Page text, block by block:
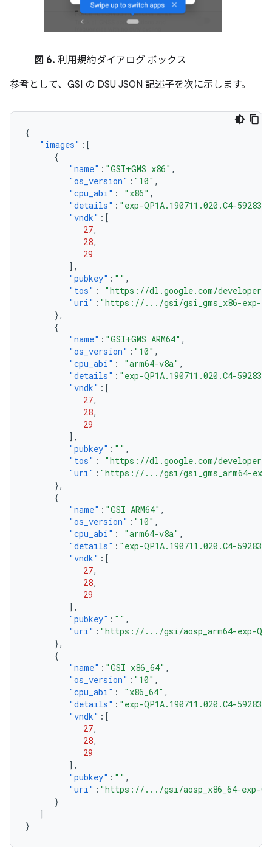
図 6. 利用規約ダイアログ ボックス
参考として、GSI の DSU JSON 記述子を次に示します。
{
"images" :[
{
"name" : "GSI+GMS x86" ,
"os_version" : "10" ,
"cpu_abi" : "x86" ,
"details" : "exp-QP1A.190711.020.C4-
"vndk" :[
27,
28,
29
],
"pubkey" : "" ,
"tos" :
"https://dl.google.com/
"uri" : "https://.../gsi/gsi_gms_x86-exp-
},
{
"name" : "GSI+GMS ARM64" ,
"os_version" : "10" ,
"cpu_abi" : "arm64-v8a" ,
"details" : "exp-QP1A.190711.020.C4-
"vndk" :[
27,
28,
29
],
"pubkey" : "" ,
"tos" :
"https://dl.google.com/
"uri" : "https://.../gsi/gsi_gms_arm64-exp-
},
{
"name" : "GSI ARM64" ,
"os_version" : "10" ,
"cpu_abi" : "arm64-v8a" ,
"details" : "exp-QP1A.190711.020.C4-
"vndk" :[
27,
28,
29
],
"pubkey" : "" ,
"uri" : "https://.../gsi/aosp_arm64-exp-
},
{
"name" : "GSI x86_64" ,
"os_version" : "10" ,
"cpu_abi" : "x86_64" ,
"details" : "exp-QP1A.190711.020.C4-
"vndk" :[
27,
28,
29
],
"pubkey" : "" ,
"uri" : "https://.../gsi/aosp_x86_64-exp-
}
]
}